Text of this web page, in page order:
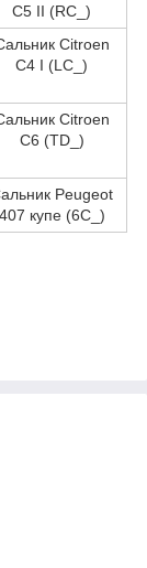
C5 II (RC_)
Citroen
C4 I (LC_)
Citroen
C6 (TD_)
Peugeot
407 купе (6C_)